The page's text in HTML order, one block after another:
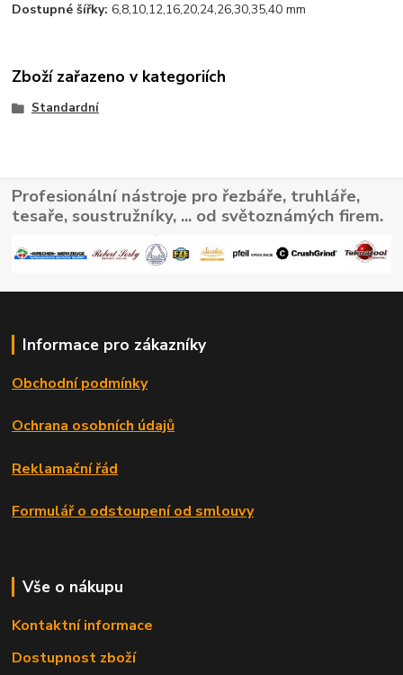
Dostupné šířky: 6,8,10,12,16,20,24,26,30,35,40 mm
Zboží zařazeno v kategoriích
Standardní
Profesionální nástroje pro řezbáře, truhláře,
tesaře, soustružníky, ... od světoznámých firem.
Informace pro zákazníky
Obchodní podmínky
Ochrana osobních údajů
Reklamační řád
Formulář o odstoupení od smlouvy
Vše o nákupu
Kontaktní informace
Dostupnost zboží